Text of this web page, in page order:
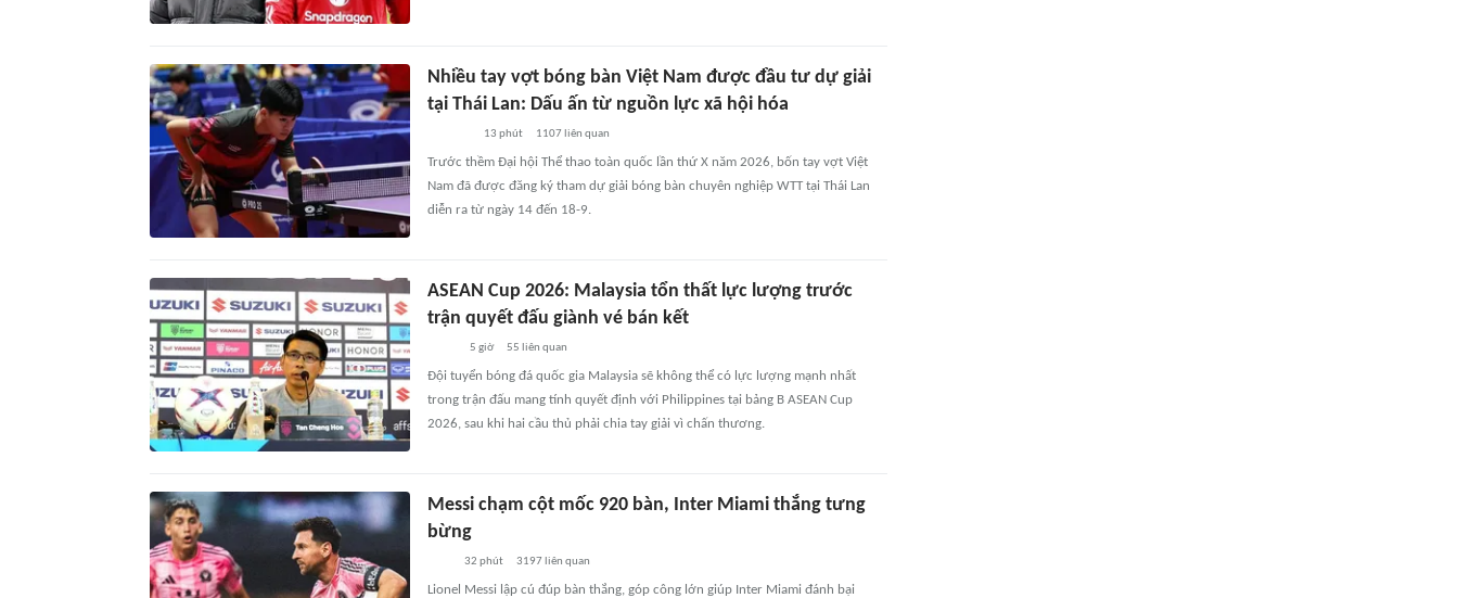
Nhiều tay vợt bóng bàn Việt Nam được đầu tư dự giải
tại Thái Lan: Dấu ấn từ nguồn lực xã hội hóa
13 phút 1107liên quan
Trước thềm Đại hội Thể thao toàn quốc lần thứ X năm 2026, bốn tay vợt Việt
Nam đã được đăng ký tham dự giải bóng bàn chuyên nghiệp WTT tại Thái Lan
diễn ra từ ngày 14 đến 18-9.
ASEAN Cup 2026: Malaysia tổn thất lực lượng trước
trận quyết đấu giành vé bán kết
5 giờ 55 liên quan
Đội tuyển bóng đá quốc gia Malaysia sẽ không thể có lực lượng mạnh nhất
trong trận đấu mang tính quyết định với Philippines tại bảng B ASEAN Cup
2026, sau khi hai cầu thủ phải chia tay giải vì chấn thương.
Messi chạm cột mốc 920 bàn, Inter Miami thắng tưng
bừng
32 phút 3197liên quan
Lionel Messi lập cú đúp bàn thắng, góp công lớn giúp Inter Miami đánh bại